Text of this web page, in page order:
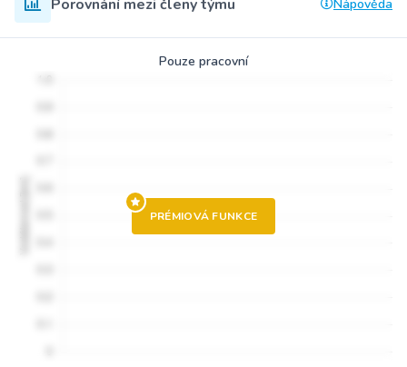
Porovnání mezi členy týmu Nápověda
Pouze pracovní
PRÉMIOVÁ FUNKCE